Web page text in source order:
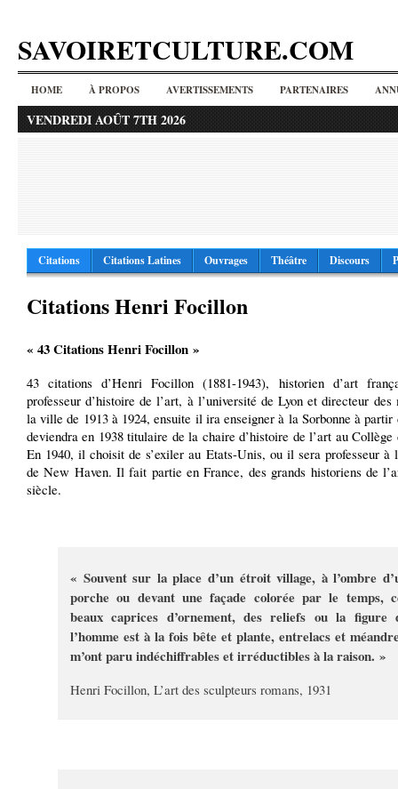
SAVOIRETCULTURE.COM
HOME À PROPOS AVERTISSEMENTS PARTENAIRES
VENDREDI AOÛT 7TH 2026
Citations Citations Latines Ouvrages Théâtre Discours
Citations Henri Focillon
« 43 Citations Henri Focillon »
43 citations d’Henri Focillon (1881-1943), historien d’art
professeur d’histoire de l’art, à l’université de Lyon et directeur des
la ville de 1913 à 1924, ensuite il ira enseigner à la Sorbonne à partir
deviendra en 1938 titulaire de la chaire d’histoire de l’art au Collège
En 1940, il choisit de s’exiler au Etats-Unis, ou il sera professeur à
de New Haven. Il fait partie en France, des grands historiens de
siècle.
« Souvent sur la place d’un étroit village, à l’ombre
porche ou devant une façade colorée par le temps,
beaux caprices d’ornement, des reliefs ou la figure
l’homme est à la fois bête et plante, entrelacs et
m’ont paru indéchiffrables et irréductibles à la raison. »
Henri Focillon, L’art des sculpteurs romans, 1931